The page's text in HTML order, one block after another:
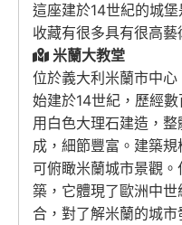
這座建於14世紀的城
收藏有很多具有很高藝
米蘭大教堂
位於義大利米蘭市中心
始建於14世紀，歷經
用白色大理石建造，
成，細節豐富。建築
可俯瞰米蘭城市景觀
築，它體現了歐洲中
合，對了解米蘭的城